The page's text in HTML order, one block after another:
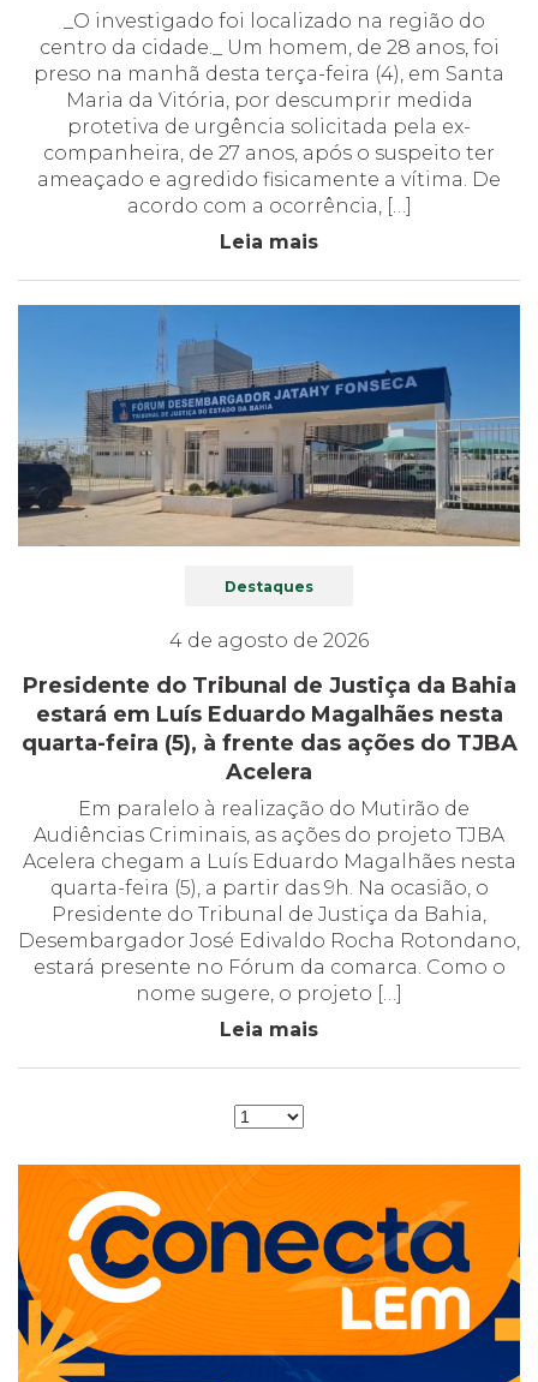
_O investigado foi localizado na região do
centro da cidade._ Um homem, de 28 anos, foi
preso na manhã desta terça-feira (4), em Santa
Maria da Vitória, por descumprir medida
protetiva de urgência solicitada pela ex-
companheira, de 27 anos, após o suspeito ter
ameaçado e agredido fisicamente a vítima. De
acordo com a ocorrência, […]
Leia mais
Destaques
4 de agosto de 2026
Presidente do Tribunal de Justiça da Bahia
estará em Luís Eduardo Magalhães nesta
quarta-feira (5), à frente das ações do TJBA
Acelera
Em paralelo à realização do Mutirão de
Audiências Criminais, as ações do projeto TJBA
Acelera chegam a Luís Eduardo Magalhães nesta
quarta-feira (5), a partir das 9h. Na ocasião, o
Presidente do Tribunal de Justiça da Bahia,
Desembargador José Edivaldo Rocha Rotondano,
estará presente no Fórum da comarca. Como o
nome sugere, o projeto […]
Leia mais